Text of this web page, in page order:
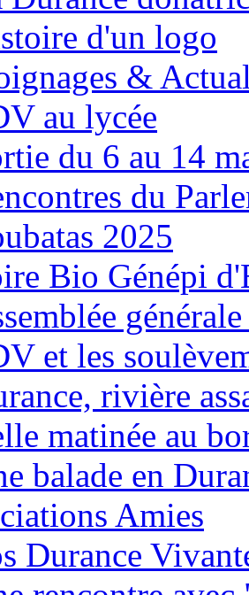
d'un logo
&
au lycée
du 6 au 14
du
2025
Bio Génépi
et les
rivière
matinée au
balade en
Amies
Durance